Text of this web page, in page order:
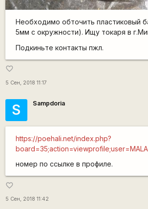
Необходимо обточить пластиковый
5мм с окружности). Ищу токаря в
Подкиньте контакты пжл.
favorite_border
5 Сен, 2018 11:17
S Sampdoria
https://poehali.net/index.php?
board=35;action=viewprofile;user=MALA
номер по ссылке в профиле.
favorite_border
5 Сен, 2018 11:42